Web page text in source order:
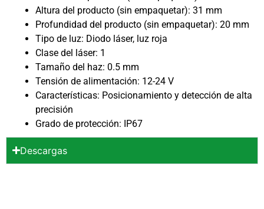
Altura del producto (sin empaquetar): 31 mm
Profundidad del producto (sin empaquetar): 20 mm
Tipo de luz: Diodo láser, luz roja
Clase del láser: 1
Tamaño del haz: 0.5 mm
Tensión de alimentación: 12-24 V
Características: Posicionamiento y detección de alta
precisión
Grado de protección: IP67
Descargas